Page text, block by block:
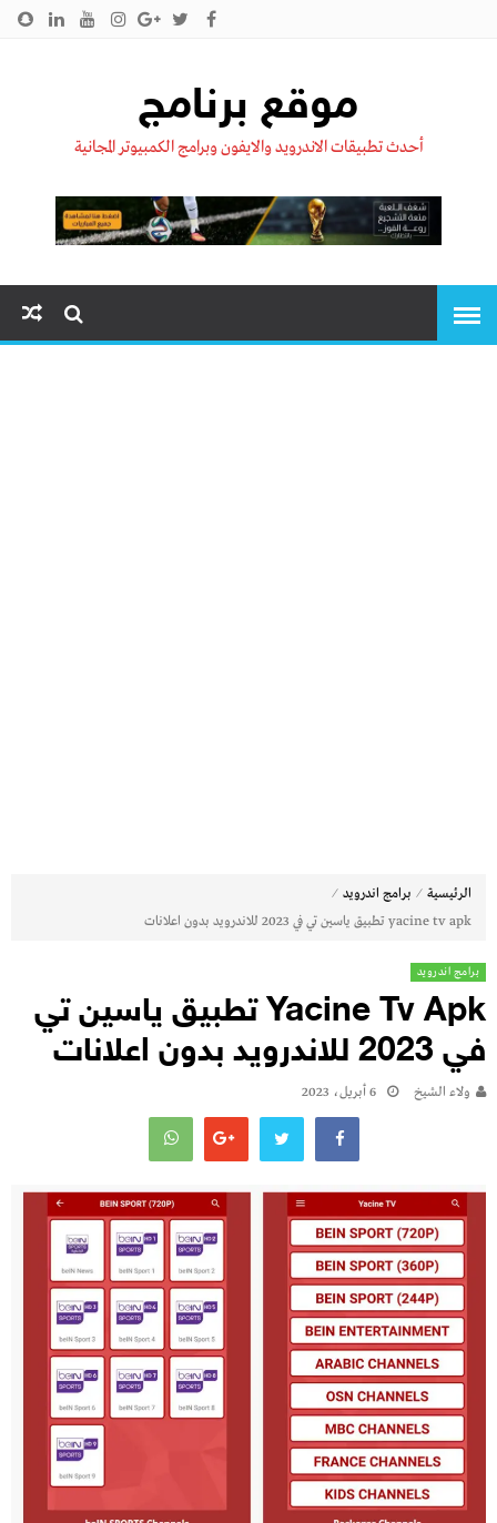
موقع برنامج
أحدث تطبيقات الاندرويد والايفون وبرامج الكمبيوتر المجانية
الرئيسية ⁄ برامج اندرويد ⁄
yacine tv apk تطبيق ياسين تي في 2023 للاندرويد بدون اعلانات
برامج اندرويد
Yacine Tv Apk تطبيق ياسين تي
في 2023 للاندرويد بدون اعلانات
ولاء الشيخ 6 أبريل، 2023